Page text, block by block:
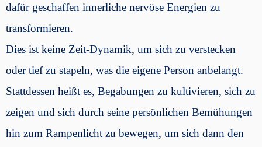
dafür geschaffen innerliche nervöse Energien zu
transformieren.
Dies ist keine Zeit-Dynamik, um sich zu verstecken
oder tief zu stapeln, was die eigene Person anbelangt.
Stattdessen heißt es, Begabungen zu kultivieren, sich zu
zeigen und sich durch seine persönlichen Bemühungen
hin zum Rampenlicht zu bewegen, um sich dann den